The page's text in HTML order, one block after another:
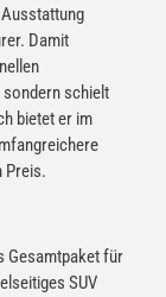
Damit
sondern schielt
bietet er im
Preis.
Gesamtpaket für
SUV